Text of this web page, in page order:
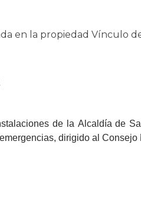
en la propiedad Vínculo
de la Alcaldía de
dirigido al